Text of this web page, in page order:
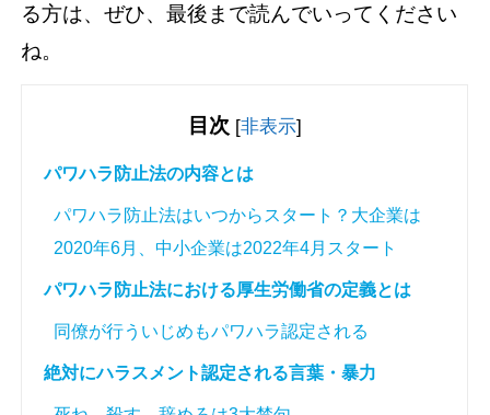
る方は、ぜひ、最後まで読んでいってください
ね。
目次 [非表示]
パワハラ防止法の内容とは
パワハラ防止法はいつからスタート？大企業は
2020年6月、中小企業は2022年4月スタート
パワハラ防止法における厚生労働省の定義とは
同僚が行ういじめもパワハラ認定される
絶対にハラスメント認定される言葉・暴力